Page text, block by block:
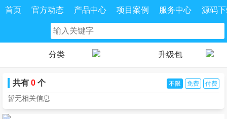
首页 官方动态 产品中心 项目案例 服务中心 源码
分类 升级包
共有 0 个 不限 免费 付费
暂无相关信息